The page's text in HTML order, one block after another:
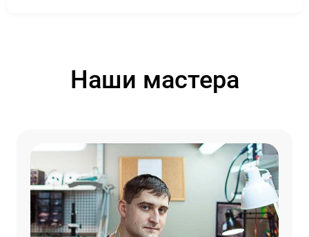
Наши мастера